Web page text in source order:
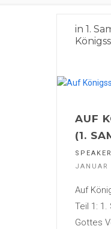
in 1.
AUF
(1.
Auf
Teil 1: 1.
Gottes